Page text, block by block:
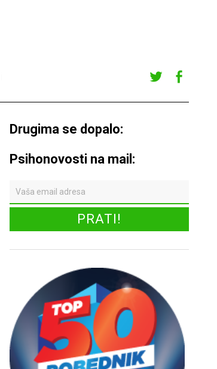
r
ook
Drugima se dopalo:
Psihonovosti na mail: